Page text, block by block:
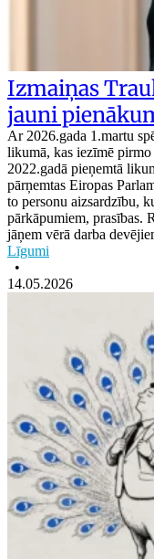
Izmaiņas
jauni
Ar 2026.gada 1.martu
likumā, kas iezīmē
2022.gadā pieņemtā
pārņemtas Eiropas
to personu aizsardzību,
pārkāpumiem, prasības.
jāņem vērā darba
Līgumi
•
14.05.2026